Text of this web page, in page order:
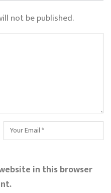
not be published.
in this browser